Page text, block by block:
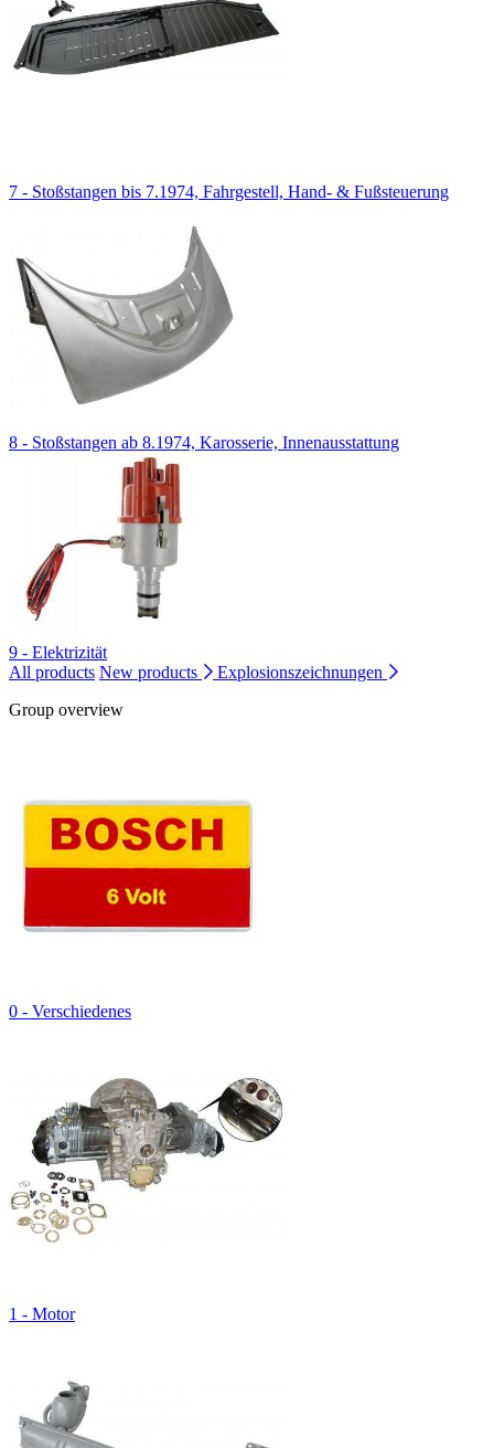
7 - Stoßstangen bis 7.1974, Fahrgestell, Hand- & Fußsteuerung
8 - Stoßstangen ab 8.1974, Karosserie, Innenausstattung
9 - Elektrizität
All products New products
Explosionszeichnungen
Group overview
0 - Verschiedenes
1 - Motor